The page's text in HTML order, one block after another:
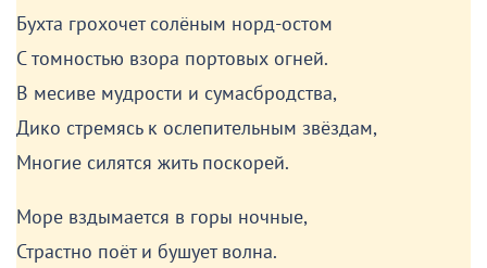
Бухта грохочет солёным норд-остом
С томностью взора портовых огней.
В месиве мудрости и сумасбродства,
Дико стремясь к ослепительным звёздам,
Многие силятся жить поскорей.
Море вздымается в горы ночные,
Страстно поёт и бушует волна.